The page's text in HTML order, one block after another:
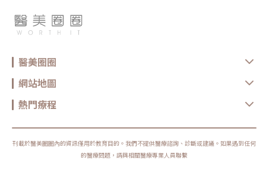
醫美圈圈
網站地圖
熱門療程
刊載於醫美圈圈內的資訊僅用於教育目的。我們不提供醫療諮詢、診斷或建議。如果遇到任何
的醫療問題，請與相關醫療專業人員聯繫